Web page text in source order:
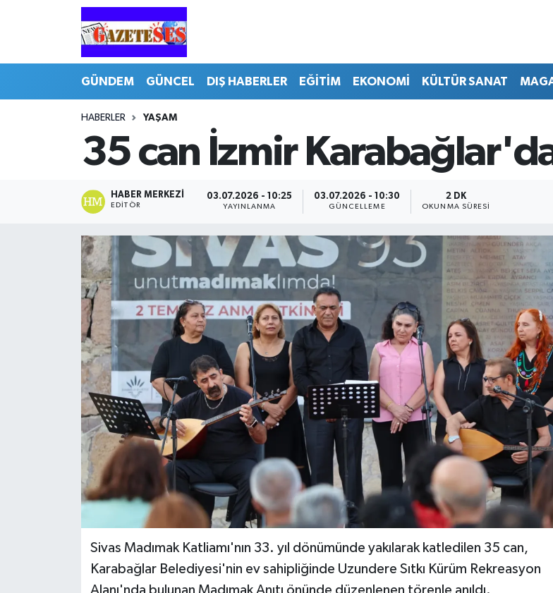
GÜNDEM GÜNCEL DIŞ HABERLER EĞİTİM EKONOMİ KÜLTÜR SANAT
HABERLER YAŞAM
35 can İzmir Karabağlar'da
HABER MERKEZI
EDITÖR
03.07.2026 - 10:25
YAYINLANMA
03.07.2026 - 10:30
GÜNCELLEME
2 DK
OKUNMA SÜRESI
Sivas Madımak Katliamı'nın 33. yıl dönümünde yakılarak katledilen 35 can,
Karabağlar Belediyesi'nin ev sahipliğinde Uzundere Sıtkı Kürüm Rekreasyon
Alanı'nda bulunan Madımak Anıtı önünde düzenlenen törenle anıldı.